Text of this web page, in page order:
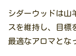
シダーウッドは山
スを維持し、目標
最適なアロマとな